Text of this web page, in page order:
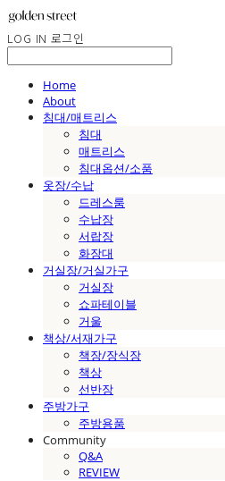
LOG IN 로그인
Home
About
침대/매트리스
침대
매트리스
침대옵션/소품
옷장/수납
드레스룸
수납장
서랍장
화장대
거실장/거실가구
거실장
쇼파테이블
거울
책상/서재가구
책장/장식장
책상
선반장
주방가구
주방용품
Community
Q&A
REVIEW